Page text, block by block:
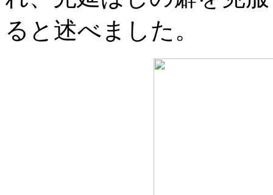
ると述べました。